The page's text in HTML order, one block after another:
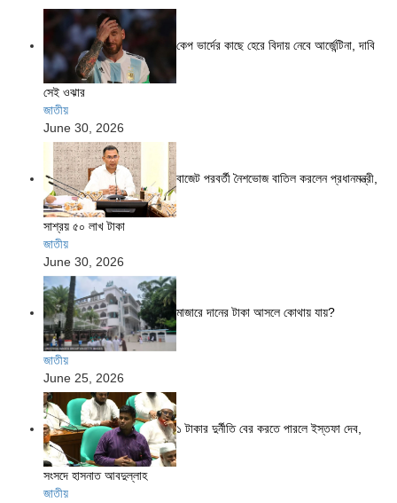
কেপ ভার্দের কাছে হেরে বিদায় নেবে আর্জেন্টিনা, দাবি
সেই ওঝার
জাতীয়
June 30, 2026
বাজেট পরবর্তী নৈশভোজ বাতিল করলেন প্রধানমন্ত্রী,
সাশ্রয় ৫০ লাখ টাকা
জাতীয়
June 30, 2026
মাজারে দানের টাকা আসলে কোথায় যায়?
জাতীয়
June 25, 2026
১ টাকার দুর্নীতি বের করতে পারলে ইস্তফা দেব,
সংসদে হাসনাত আবদুল্লাহ
জাতীয়